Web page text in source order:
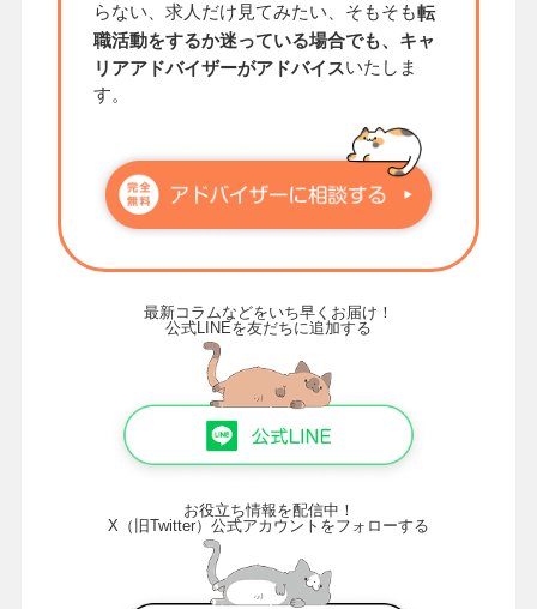
らない、求人だけ見てみたい、そもそも転
職活動をするか迷っている場合でも、キャ
リアアドバイザーがアドバイスいたしま
す。
最新コラムなどをいち早くお届け！
公式LINEを友だちに追加する
お役立ち情報を配信中！
X（旧Twitter）公式アカウントをフォローする